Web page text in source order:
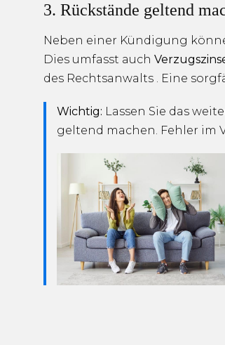
3. Rückstände geltend
Neben einer Kündigung
Dies umfasst auch
des Rechtsanwalts . Eine
Wichtig: Lassen Sie das
geltend machen. Fehler im